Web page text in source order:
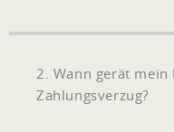
2. Wann gerät mein
Zahlungsverzug?